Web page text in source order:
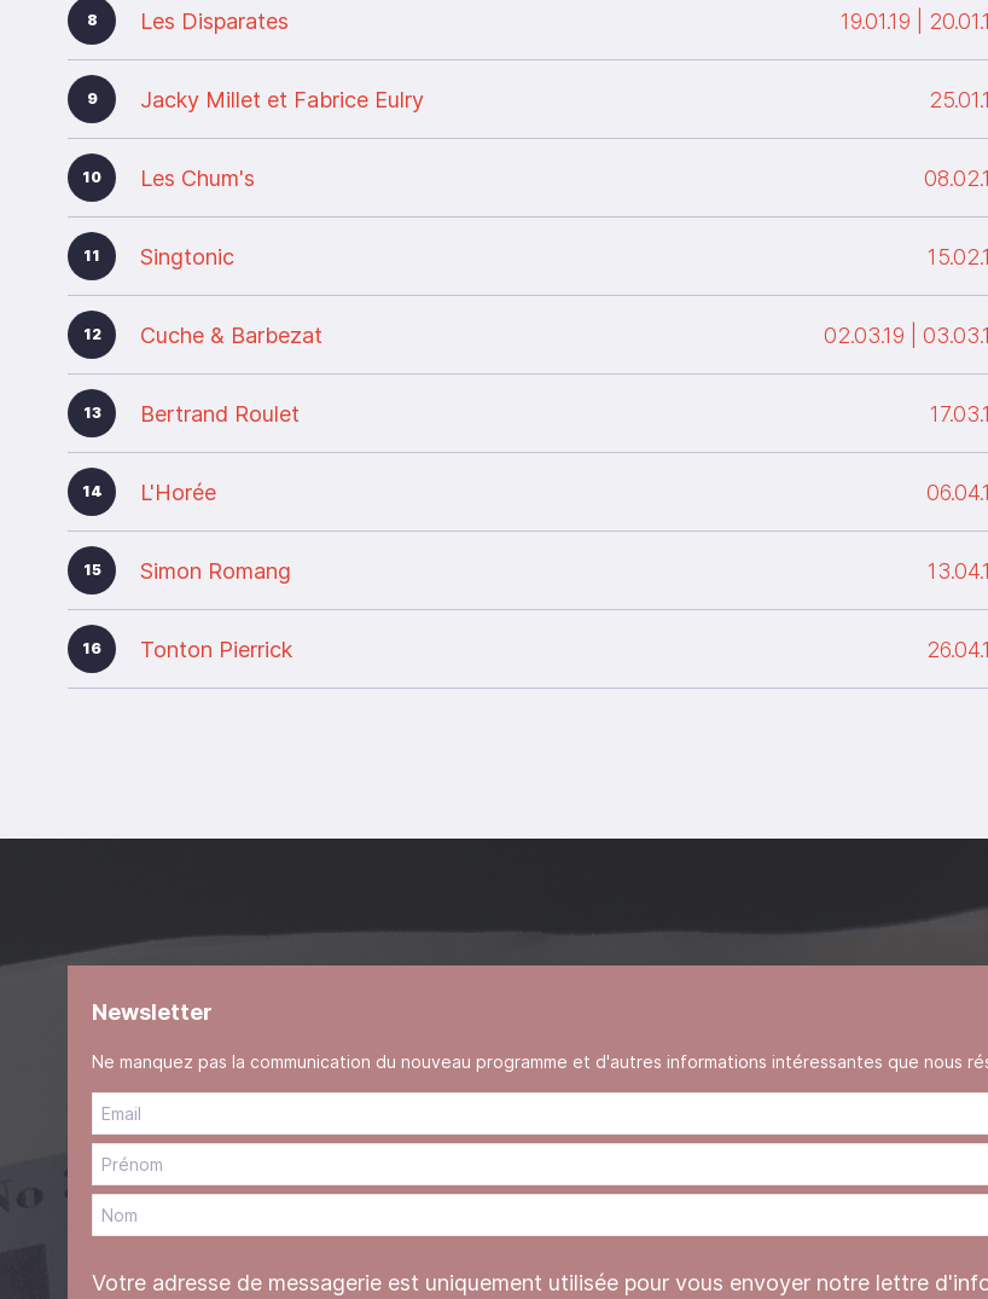
8 Les Disparates 19.01.19 |
9 Jacky Millet et Fabrice Eulry
10 Les Chum's
11 Singtonic
12 Cuche & Barbezat 02.03.19 |
13 Bertrand Roulet
14 L'Horée
15 Simon Romang
16 Tonton Pierrick
Newsletter
Ne manquez pas la communication du nouveau programme et d'autres informations intéressantes que nous
Votre adresse de messagerie est uniquement utilisée pour vous envoyer notre lettre